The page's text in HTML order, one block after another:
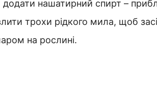
нашатирний спирт –
трохи рідкого мила, щоб
на рослині.